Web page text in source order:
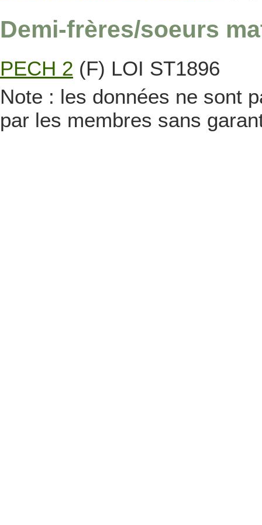
Demi-frères/soeurs
PECH 2 (F) LOI ST1896
Note : les données ne sont
par les membres sans